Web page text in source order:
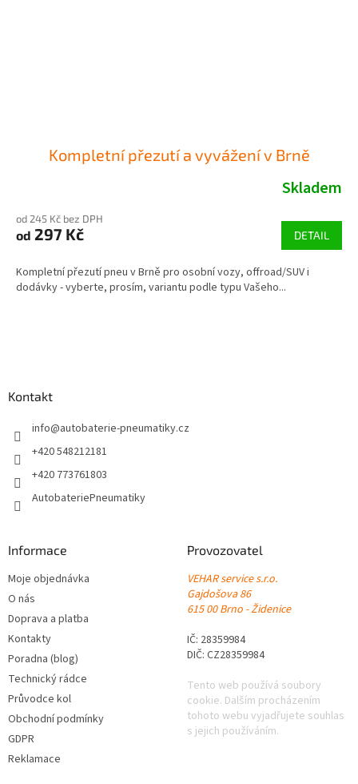
Kompletní přezutí a vyvážení v Brně
Skladem
od 245 Kč bez DPH
od 297 Kč DETAIL
Kompletní přezutí pneu v Brně pro osobní vozy, offroad/SUV i
dodávky - vyberte, prosím, variantu podle typu Vašeho...
Kontakt
info@autobaterie-pneumatiky.cz
+420 548212181
+420 773761803
AutobateriePneumatiky
Informace
Moje objednávka
O nás
Doprava a platba
Kontakty
Poradna (blog)
Technický rádce
Průvodce kol
Obchodní podmínky
GDPR
Reklamace
Provozovatel
VEHAR service s.r.o.
Gajdošova 86
615 00 Brno - Židenice
IČ: 28359984
DIČ: CZ28359984
Tento web používá soubory
cookie. Dalším procházením
tohoto webu vyjadřujete souhlas
s jejich používáním.